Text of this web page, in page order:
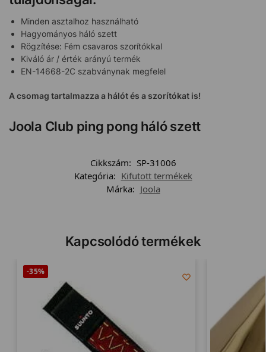
Minden asztalhoz használható
Hagyományos háló szett
Rögzítése: Fém csavaros szorítókkal
Kiváló ár / érték arányú termék
EN-14668-2C szabványnak megfelel
A csomag tartalmazza a hálót és a szorítókat is!
Joola Club ping pong háló szett
Cikkszám: SP-31006
Kategória: Kifutott termékek
Márka: Joola
Kapcsolódó termékek
-35%